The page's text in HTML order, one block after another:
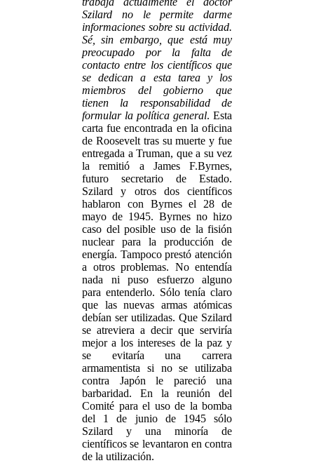
Szilard no le permite darme
informaciones sobre su actividad.
Sé, sin embargo, que está muy
preocupado por la falta de
contacto entre los científicos que
se dedican a esta tarea y los
miembros del gobierno que
tienen la responsabilidad de
formular la política general. Esta
carta fue encontrada en la oficina
de Roosevelt tras su muerte y fue
entregada a Truman, que a su vez
la remitió a James F.Byrnes,
futuro secretario de Estado.
Szilard y otros dos científicos
hablaron con Byrnes el 28 de
mayo de 1945. Byrnes no hizo
caso del posible uso de la fisión
nuclear para la producción de
energía. Tampoco prestó atención
a otros problemas. No entendía
nada ni puso esfuerzo alguno
para entenderlo. Sólo tenía claro
que las nuevas armas atómicas
debían ser utilizadas. Que Szilard
se atreviera a decir que serviría
mejor a los intereses de la paz y
se evitaría una carrera
armamentista si no se utilizaba
contra Japón le pareció una
barbaridad. En la reunión del
Comité para el uso de la bomba
del 1 de junio de 1945 sólo
Szilard y una minoría de
científicos se levantaron en contra
de la utilización.